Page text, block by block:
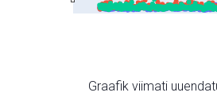
Graafik viimati